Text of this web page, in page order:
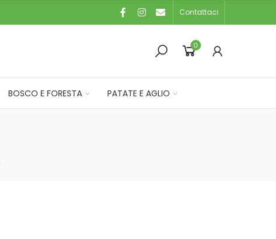
Contattaci
0
BOSCO E FORESTA PATATE E AGLIO